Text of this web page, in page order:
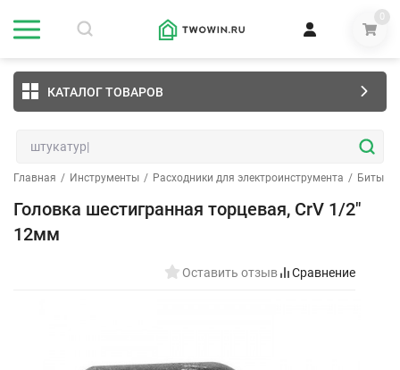
0
КАТАЛОГ ТОВАРОВ
Главная / Инструменты / Расходники для электроинструмента / Биты
Головка шестигранная торцевая, CrV 1/2"
12мм
Оставить отзыв Сравнение